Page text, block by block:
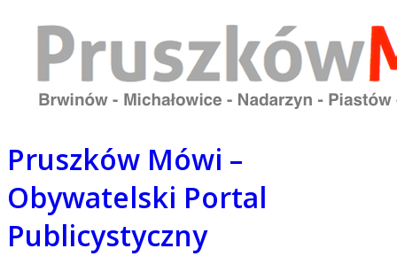
Pruszków Mówi –
Obywatelski Portal
Publicystyczny